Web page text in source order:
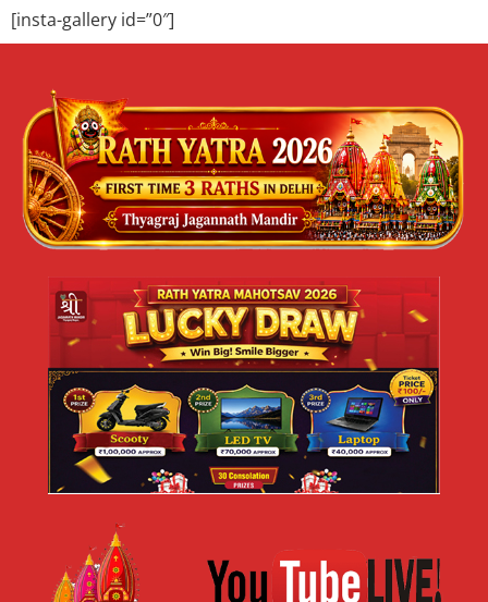
[insta-gallery id=”0″]